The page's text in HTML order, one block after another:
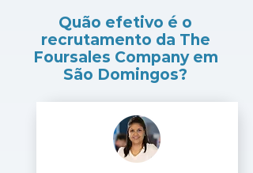
Quão efetivo é o
recrutamento da The
Foursales Company em
São Domingos?